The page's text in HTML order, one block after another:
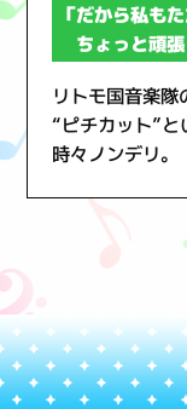
「だから私も
ちょっと頑
リトモ国音楽隊
“ピチカット”
時々ノンデリ。